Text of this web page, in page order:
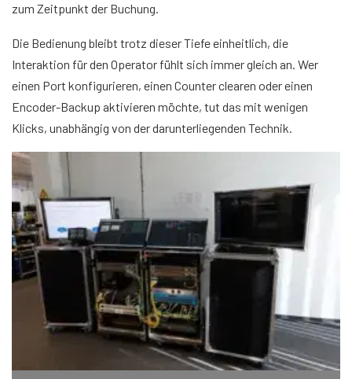
zum Zeitpunkt der Buchung.
Die Bedienung bleibt trotz dieser Tiefe einheitlich, die
Interaktion für den Operator fühlt sich immer gleich an. Wer
einen Port konfigurieren, einen Counter clearen oder einen
Encoder-Backup aktivieren möchte, tut das mit wenigen
Klicks, unabhängig von der darunterliegenden Technik.